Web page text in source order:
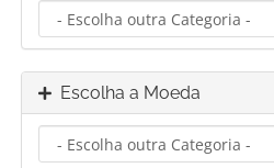
Escolha a Moeda